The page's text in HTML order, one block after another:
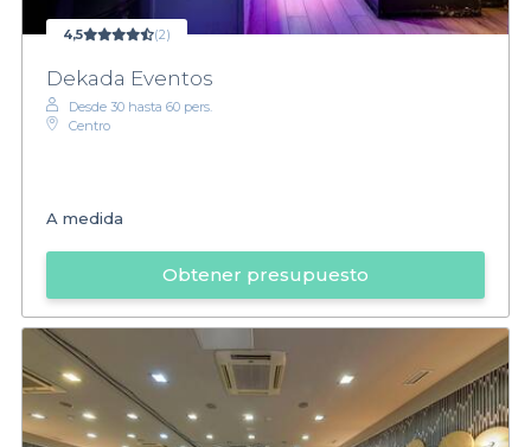
4,5 (2)
Dekada Eventos
Desde 30 hasta 60 pers.
Centro
A medida
Obtener presupuesto